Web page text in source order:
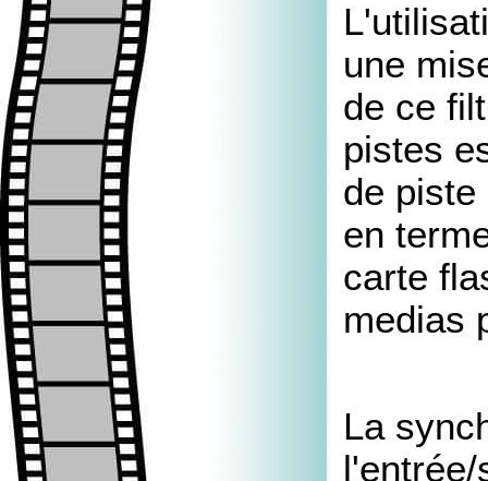
une
de ce
pistes
de piste
en
carte
medias
La